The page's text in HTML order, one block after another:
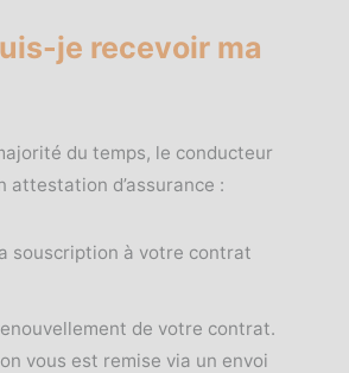
je recevoir ma
du temps, le conducteur
attestation d’assurance :
à votre contrat
de votre contrat.
vous est remise via un envoi